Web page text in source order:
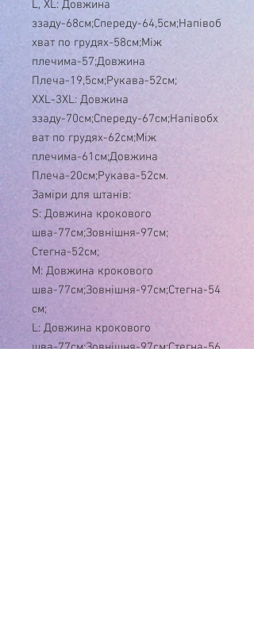
L, XL: Довжина
ззаду-68см;Спереду-64,5см;Напівоб
хват по грудях-58см;Між
плечима-57;Довжина
Плеча-19,5см;Рукава-52см;
XXL-3XL: Довжина
ззаду-70см;Спереду-67см;Напівобх
ват по грудях-62см;Між
плечима-61см;Довжина
Плеча-20см;Рукава-52см.
Заміри для штанів:
S: Довжина крокового
шва-77см;Зовнішня-97см;
Стегна-52см;
M: Довжина крокового
шва-77см;Зовнішня-97см;Стегна-54
см;
L: Довжина крокового
шва-77см;Зовнішня-97см;Стегна-56